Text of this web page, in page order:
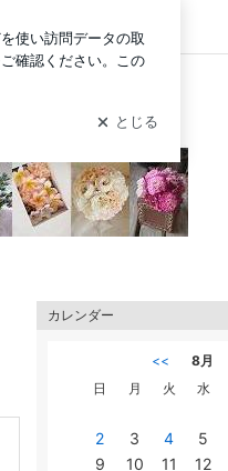
ログイン
カレンダー
<< 8月
日
月 火 水
2
3 4 5
9
10 11 12